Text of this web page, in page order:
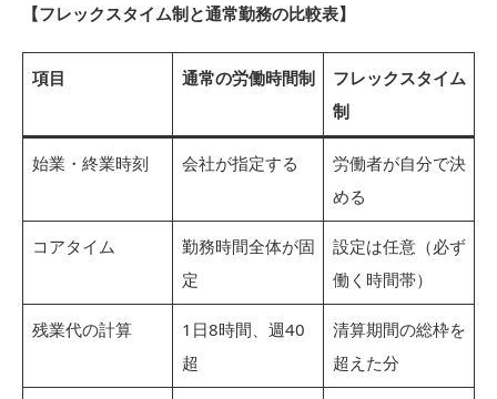
【フレックスタイム制と通常勤務の比較表】
項目 通常の労働時間制
フレックスタイム
制
始業・終業時刻 会社が指定する
労働者が自分で決
める
コアタイム
勤務時間全体が固
定
設定は任意（必ず
働く時間帯）
残業代の計算
1日8時間、週40
超
清算期間の総枠を
超えた分